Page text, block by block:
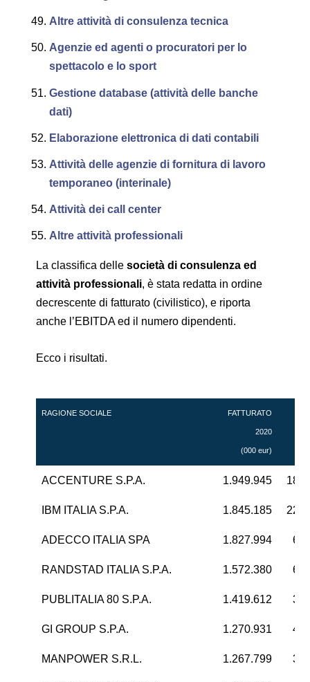
Altre attività di consulenza tecnica
Agenzie ed agenti o procuratori per lo
spettacolo e lo sport
Gestione database (attività delle banche
dati)
Elaborazione elettronica di dati contabili
Attività delle agenzie di fornitura di lavoro
temporaneo (interinale)
Attività dei call center
Altre attività professionali
La classifica dellesocietà di consulenza ed
attività professionali, è stata redatta in ordine
decrescente di fatturato (civilistico), e riporta
anche l’EBITDA ed il numero dipendenti.
Ecco i risultati.
RAGIONE SOCIALE FATTURATO
2020
(000 eur)
ACCENTURE S.P.A. 1.949.945
IBM ITALIA S.P.A. 1.845.185
ADECCO ITALIA SPA 1.827.994
RANDSTAD ITALIA S.P.A. 1.572.380
PUBLITALIA 80 S.P.A. 1.419.612
GI GROUP S.P.A. 1.270.931
MANPOWER S.R.L. 1.267.799